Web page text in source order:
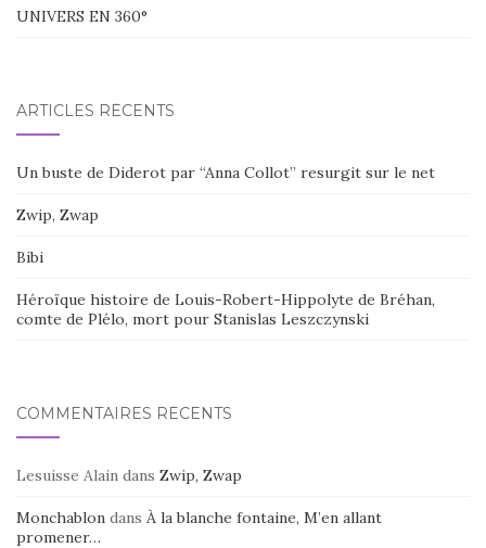
UNIVERS EN 360°
ARTICLES RÉCENTS
Un buste de Diderot par “Anna Collot” resurgit sur le net
Zwip, Zwap
Bibi
Héroïque histoire de Louis-Robert-Hippolyte de Bréhan,
comte de Plélo, mort pour Stanislas Leszczynski
COMMENTAIRES RÉCENTS
Lesuisse Alain dans Zwip, Zwap
Monchablon dans À la blanche fontaine, M’en allant
promener…